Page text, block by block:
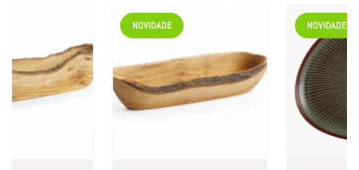
NOVIDADE NOVIDADE